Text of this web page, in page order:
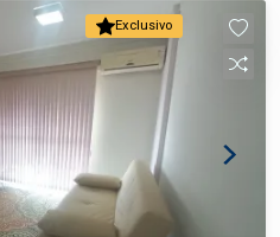
Estuda
à Rodoviária
comércios e
uma de suas
com principais redes
docerias,
Exclusivo